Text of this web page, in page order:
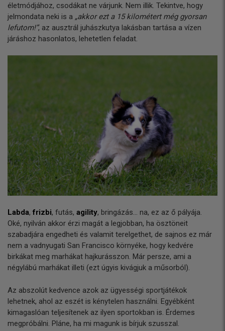
életmódjához, csodákat ne várjunk. Nem illik. Tekintve, hogy
jelmondata neki is a „akkor ezt a 15 kilométert még gyorsan
lefutom!”, az ausztrál juhászkutya lakásban tartása a vízen
járáshoz hasonlatos, lehetetlen feladat.
Labda, frizbi, futás, agility, bringázás... na, ez az ő pályája.
Oké, nyilván akkor érzi magát a legjobban, ha ösztöneit
szabadjára engedheti és valamit terelgethet, de sajnos ez már
nem a vadnyugati San Francisco környéke, hogy kedvére
birkákat meg marhákat hajkurásszon. Már persze, ami a
négylábú marhákat illeti (ezt úgyis kivágjuk a műsorból).
Az abszolút kedvence azok az ügyességi sportjátékok
lehetnek, ahol az eszét is kénytelen használni. Egyébként
kimagaslóan teljesítenek az ilyen sportokban is. Érdemes
megpróbálni. Pláne, ha mi magunk is bírjuk szusszal.